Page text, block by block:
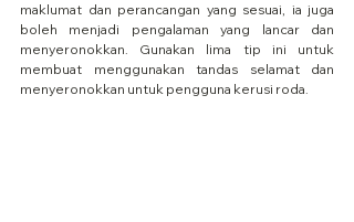
maklumat dan perancangan yang sesuai, ia juga
boleh menjadi pengalaman yang lancar dan
menyeronokkan. Gunakan lima tip ini untuk
membuat menggunakan tandas selamat dan
menyeronokkan untuk pengguna kerusi roda.